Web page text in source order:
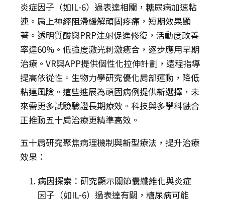
炎症因子（如IL-6）過表達相關，糖尿病加速粘
連。肩上神經阻滯緩解頑固疼痛，短期效果顯
著。透明質酸與PRP注射促進修復，活動度改善
率達60%。低強度激光刺激癒合，逐步應用早期
治療。VR與APP提供個性化拉伸計劃，遠程指導
提高依從性。生物力學研究優化肩部運動，降低
粘連風險。這些進展為頑固病例提供新選擇，未
來需更多試驗驗證長期療效。科技與多學科融合
正推動五十肩治療更精準高效。
五十肩研究聚焦病理機制與新型療法，提升治療
效果：
病因探索 ：研究顯示關節囊纖維化與炎症
因子（如IL-6）過表達有關，糖尿病可能